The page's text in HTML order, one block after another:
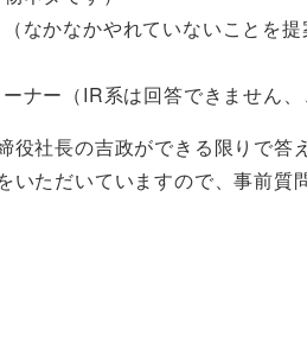
なかなかやれていないことを提
ナー（IR系は回答できません、
社長の吉政ができる限りで答え
いただいていますので、事前質